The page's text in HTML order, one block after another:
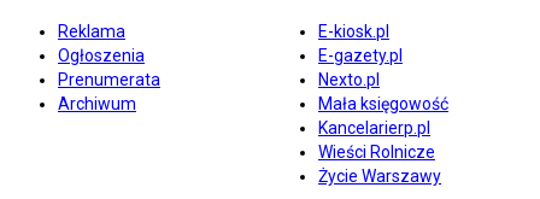
Reklama
Ogłoszenia
Prenumerata
Archiwum
E-kiosk.pl
E-gazety.pl
Nexto.pl
Mała księgowość
Kancelarierp.pl
Wieści Rolnicze
Życie Warszawy